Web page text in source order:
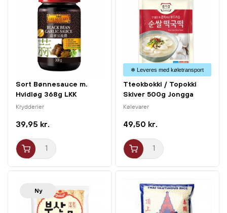
købe alle urterne separat. Uanset om det er til en travl
hverdag, eller når du vil forkæle familien med en varm og
nærende ret, er den et ideelt valg. Gincoop er kendt for
sin høje kvalitet og traditionelle smagsoplevelser, hvilket
gør denne krydderiblanding til et must-have i køkkenet
for alle, der elsker koreansk mad.
Sort Bønnesauce m.
Hvidløg 368g LKK
Krydderier
39,95 kr.
❄ Leveres med køletransport
Tteokbokki / Topokki
Skiver 500g Jongga
Kølevarer
49,50 kr.
Ny